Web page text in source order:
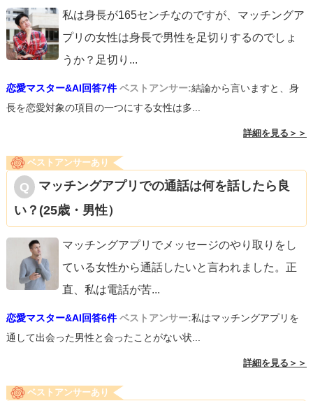
私は身長が165センチなのですが、マッチングア
プリの女性は身長で男性を足切りするのでしょ
うか？足切り ...
恋愛マスター&AI回答7件 ベストアンサー:結論から言いますと、身
長を恋愛対象の項目の一つにする女性は多...
詳細を見る＞＞
ベストアンサーあり
マッチングアプリでの通話は何を話したら良
い？(25歳・男性）
マッチングアプリでメッセージのやり取りをし
ている女性から通話したいと言われました。正
直、私は電話が苦...
恋愛マスター&AI回答6件 ベストアンサー:私はマッチングアプリを
通して出会った男性と会ったことがない状...
詳細を見る＞＞
ベストアンサーあり